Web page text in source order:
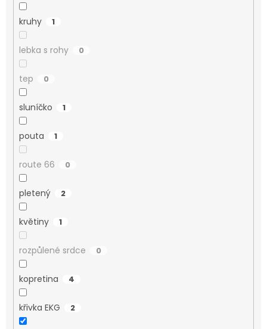
kruhy 1
lebka s rohy 0
tep 0
sluníčko 1
pouta 1
route 66 0
pletený 2
květiny 1
rozpůlené srdce 0
kopretina 4
křivka EKG 2